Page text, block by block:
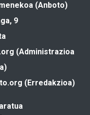
(Anboto)
9
(Administrazioa
(Erredakzioa)